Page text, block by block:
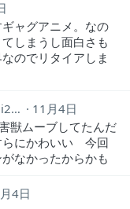
ャグアニメ。なの
しまうし面白さも
のでリタイアしま
11月4日
獣ムーブしてたんだ
にかわいい 今回
なかったからかも
4日